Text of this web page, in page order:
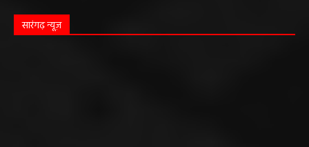
सारंगढ़ न्यूज़